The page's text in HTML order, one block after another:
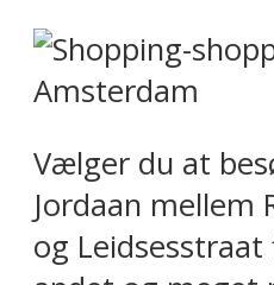
Vælger du at
Jordaan mellem
og